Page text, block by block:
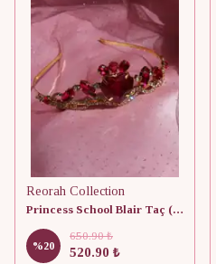
Reorah Collection
Princess School Blair Taç (ÜRÜNDE DEFOLAR MEVCUTTUR)
%20
650.90 ₺
520.90 ₺